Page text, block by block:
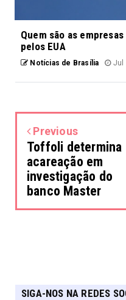
Quem são as
pelos EUA
Notícias de Brasília Jul
Previous
Toffoli determina
acareação em
investigação do
banco Master
SIGA-NOS NA REDES